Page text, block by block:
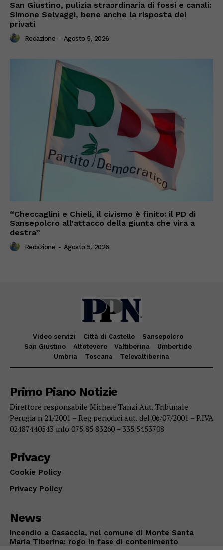
San Giustino, pulizia straordinaria di fossi e canali:
Simone Selvaggi, bene anche la risposta dei
privati
Redazione - Agosto 5, 2026
“Checcaglini e Chieli, il civismo è finito: il PD di
Sansepolcro all’attacco della giunta che vira a
destra”
Redazione - Agosto 5, 2026
Video servizi Città di Castello
Sansepolcro
San Giustino
Altotevere Valtiberina
Umbertide
Umbria
Toscana Televaltiberina
Primo Piano Notizie
Direttore responsabile Michele Tanzi Aut. Tribunale
Perugia n 21/2001 – Reg periodici aut. del 06/07/2001 – P.IVA
02487440543 info 075 85 83260 – 335 5453708
Privacy
Cookie Policy
Privacy Policy
News
Incendio a Casaccia, nel comune di Monte Santa
Maria Tiberina: rogo in fase di contenimento